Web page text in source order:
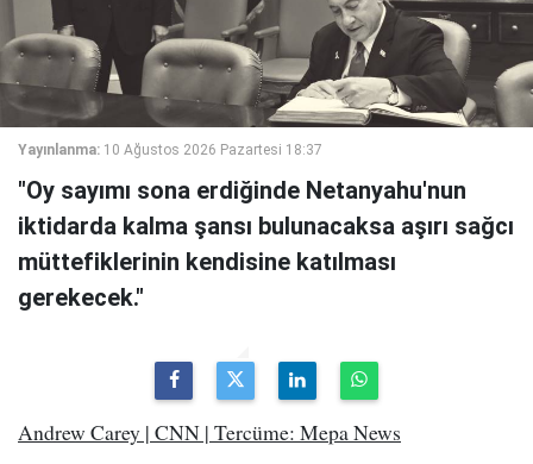
Yayınlanma: 10 Ağustos 2026 Pazartesi 18:37
"Oy sayımı sona erdiğinde Netanyahu'nun
iktidarda kalma şansı bulunacaksa aşırı sağcı
müttefiklerinin kendisine katılması
gerekecek."
Andrew Carey | CNN | Tercüme: Mepa News